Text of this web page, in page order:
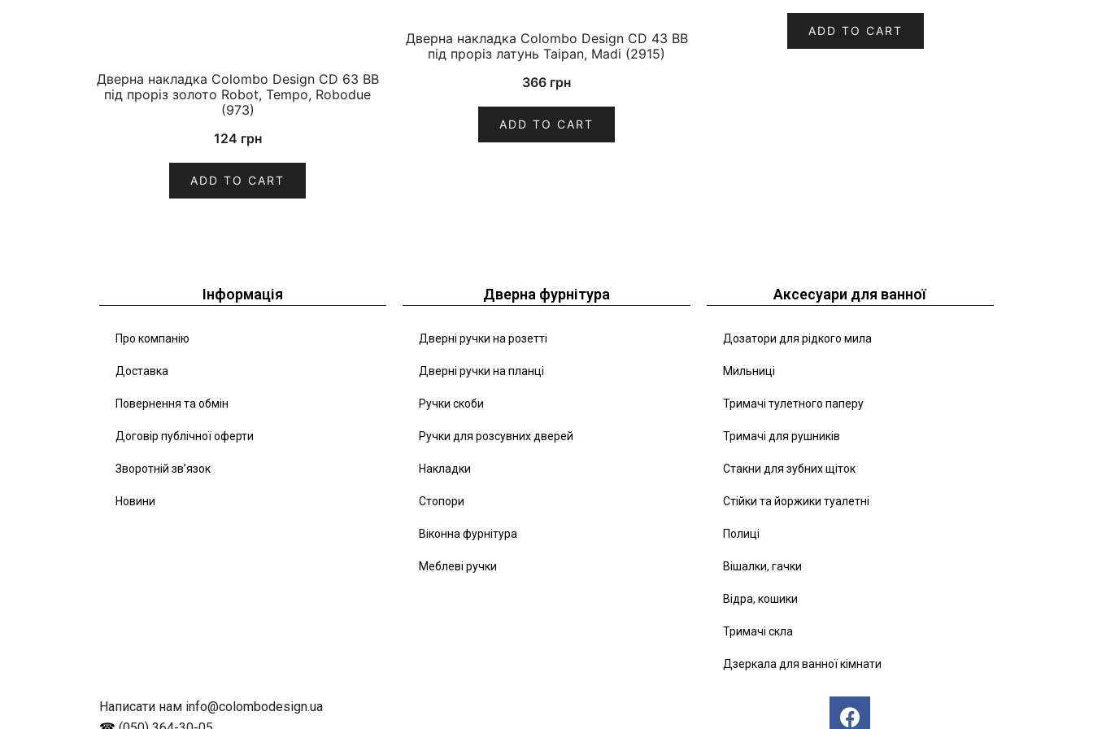
Дверна накладка Colombo Design CD 63 BB
під проріз золото Robot, Tempo, Robodue
(973)
124 грн
ADD TO CART
Дверна накладка Colombo Design CD 43 BB
під проріз латунь Taipan, Madi (2915)
366 грн
ADD TO CART
ADD TO CART
Інформація
Про компанію
Доставка
Повернення та обмін
Договір публічної оферти
Зворотній зв’язок
Новини
Дверна фурнітура
Дверні ручки на розетті
Дверні ручки на планці
Ручки скоби
Ручки для розсувних дверей
Накладки
Стопори
Віконна фурнітура
Меблеві ручки
Аксесуари для ванної
Дозатори для рідкого мила
Мильниці
Тримачі тулетного паперу
Тримачі для рушників
Стакни для зубних щіток
Стійки та йоржики туалетні
Полиці
Вішалки, гачки
Відра, кошики
Тримачі скла
Дзеркала для ванної кімнати
Написати нам info@colombodesign.ua